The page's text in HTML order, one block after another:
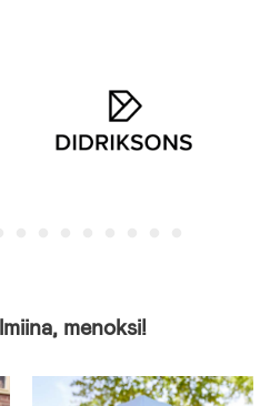
menoksi!